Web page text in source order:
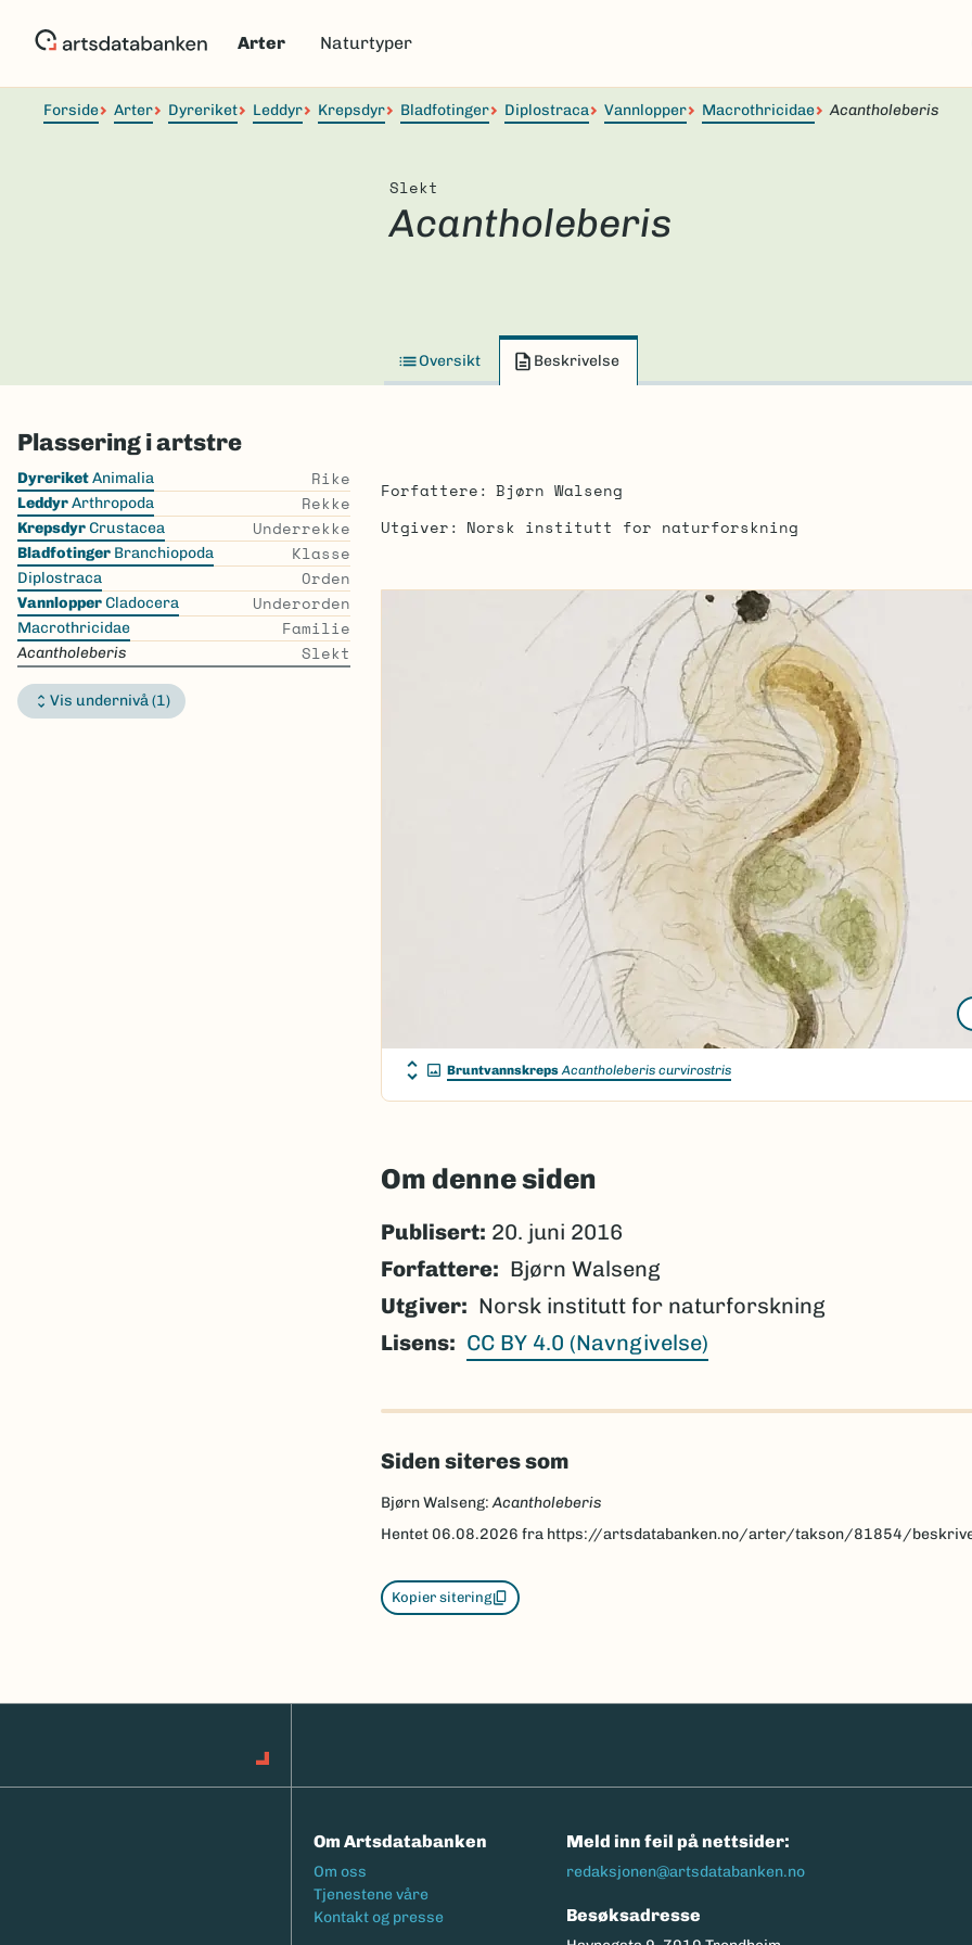
Arter Naturtyper
Forside Arter Dyreriket Leddyr Krepsdyr Bladfotinger Diplostraca Vannlopper Macrothricidae Acantholeberis
Slekt
Acantholeberis
Oversikt Beskrivelse
Plassering i artstre
Skip
the
list
DyreriketAnimalia Rike
LeddyrArthropoda Rekke
KrepsdyrCrustacea Underrekke
Bladfotinger Branchiopoda Klasse
Diplostraca Orden
VannlopperCladocera Underorden
Macrothricidae Familie
Acantholeberis Slekt
Vis undernivå (1)
Forfattere
Bjørn Walseng
Utgiver
Norsk institutt for naturforskning
Bruntvannskreps Acantholeberis curvirostris
Om denne siden
Publisert: 20. juni 2016
Forfattere
Bjørn Walseng
Utgiver
Norsk institutt for naturforskning
Lisens
CC BY 4.0 (Navngivelse)
Siden siteres som
Bjørn Walseng:Acantholeberis
Hentet 06.08.2026 fra https://artsdatabanken.no/arter/takson/81854/
Kopier sitering
Om Artsdatabanken
Footermeny
Om oss
Tjenestene våre
Kontakt og presse
Meld inn feil på nettsider:
redaksjonen@artsdatabanken.no
Besøksadresse